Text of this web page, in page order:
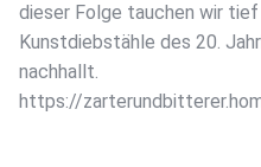
dieser Folge tauchen wir
Kunstdiebstähle des 20.
nachhallt.
https://